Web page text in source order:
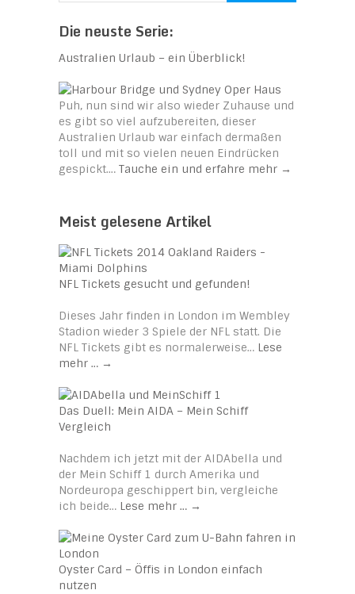
Die neuste Serie:
Australien Urlaub – ein Überblick!
Puh, nun sind wir also wieder Zuhause und
es gibt so viel aufzubereiten, dieser
Australien Urlaub war einfach dermaßen
toll und mit so vielen neuen Eindrücken
gespickt.… Tauche ein und erfahre mehr →
Meist gelesene Artikel
NFL Tickets gesucht und gefunden!
Dieses Jahr finden in London im Wembley
Stadion wieder 3 Spiele der NFL statt. Die
NFL Tickets gibt es normalerweise… Lese
mehr … →
Das Duell: Mein AIDA – Mein Schiff
Vergleich
Nachdem ich jetzt mit der AIDAbella und
der Mein Schiff 1 durch Amerika und
Nordeuropa geschippert bin, vergleiche
ich beide… Lese mehr … →
Oyster Card – Öffis in London einfach
nutzen